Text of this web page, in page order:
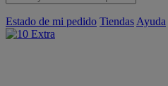
Estado de mi pedido Tiendas Ayuda